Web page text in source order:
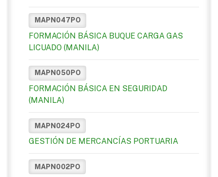
MAPN047PO
FORMACIÓN BÁSICA BUQUE CARGA GAS
LICUADO (MANILA)
MAPN050PO
FORMACIÓN BÁSICA EN SEGURIDAD
(MANILA)
MAPN024PO
GESTIÓN DE MERCANCÍAS PORTUARIA
MAPN002PO